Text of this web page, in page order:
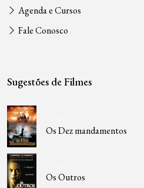
Agenda e Cursos
Fale Conosco
Sugestões de Filmes
Os Dez mandamentos
Os Outros